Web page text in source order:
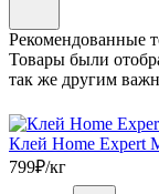
Рекомендованные
Товары были
так же другим
Клей Home Expert
799₽/кг